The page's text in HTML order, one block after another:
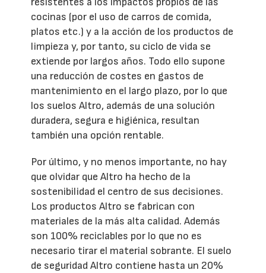
cocinas (por el uso de carros de comida,
platos etc.) y a la acción de los productos de
limpieza y, por tanto, su ciclo de vida se
extiende por largos años. Todo ello supone
una reducción de costes en gastos de
mantenimiento en el largo plazo, por lo que
los suelos Altro, además de una solución
duradera, segura e higiénica, resultan
también una opción rentable.
Por último, y no menos importante, no hay
que olvidar que Altro ha hecho de la
sostenibilidad el centro de sus decisiones.
Los productos Altro se fabrican con
materiales de la más alta calidad. Además
son 100% reciclables por lo que no es
necesario tirar el material sobrante. El suelo
de seguridad Altro contiene hasta un 20%